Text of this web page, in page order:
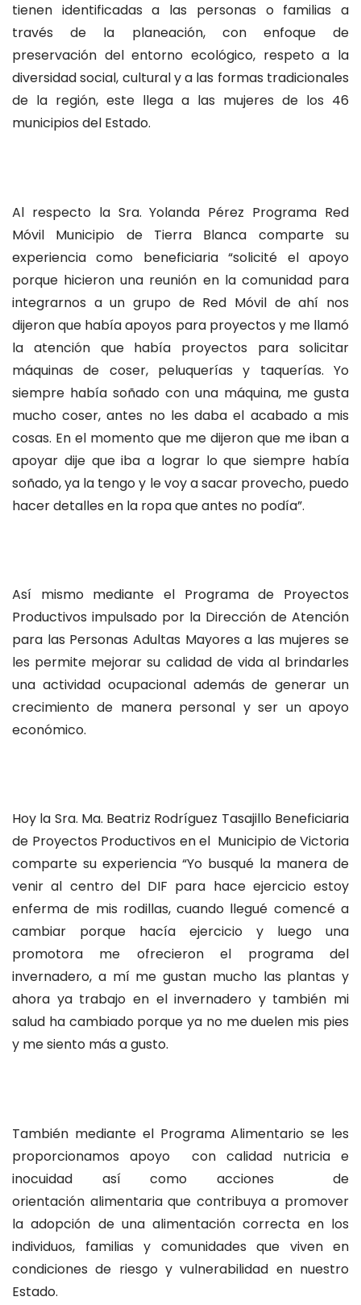
tienen identificadas a las personas o familias a
través de la planeación, con enfoque de
preservación del entorno ecológico, respeto a la
diversidad social, cultural y a las formas tradicionales
de la región, este llega a las mujeres de los 46
municipios del Estado.
Al respecto la Sra. Yolanda Pérez Programa Red
Móvil Municipio de Tierra Blanca comparte su
experiencia como beneficiaria “solicité el apoyo
porque hicieron una reunión en la comunidad para
integrarnos a un grupo de Red Móvil de ahí nos
dijeron que había apoyos para proyectos y me llamó
la atención que había proyectos para solicitar
máquinas de coser, peluquerías y taquerías. Yo
siempre había soñado con una máquina, me gusta
mucho coser, antes no les daba el acabado a mis
cosas. En el momento que me dijeron que me iban a
apoyar dije que iba a lograr lo que siempre había
soñado, ya la tengo y le voy a sacar provecho, puedo
hacer detalles en la ropa que antes no podía”.
Así mismo mediante el Programa de Proyectos
Productivos impulsado por la Dirección de Atención
para las Personas Adultas Mayores a las mujeres se
les permite mejorar su calidad de vida al brindarles
una actividad ocupacional además de generar un
crecimiento de manera personal y ser un apoyo
económico.
Hoy la Sra. Ma. Beatriz Rodríguez Tasajillo Beneficiaria
de Proyectos Productivos en el Municipio de Victoria
comparte su experiencia “Yo busqué la manera de
venir al centro del DIF para hace ejercicio estoy
enferma de mis rodillas, cuando llegué comencé a
cambiar porque hacía ejercicio y luego una
promotora me ofrecieron el programa del
invernadero, a mí me gustan mucho las plantas y
ahora ya trabajo en el invernadero y también mi
salud ha cambiado porque ya no me duelen mis pies
y me siento más a gusto.
También mediante el Programa Alimentario se les
proporcionamos apoyo con calidad nutricia e
inocuidad así como acciones de
orientación alimentaria que contribuya a promover
la adopción de una alimentación correcta en los
individuos, familias y comunidades que viven en
condiciones de riesgo y vulnerabilidad en nuestro
Estado.